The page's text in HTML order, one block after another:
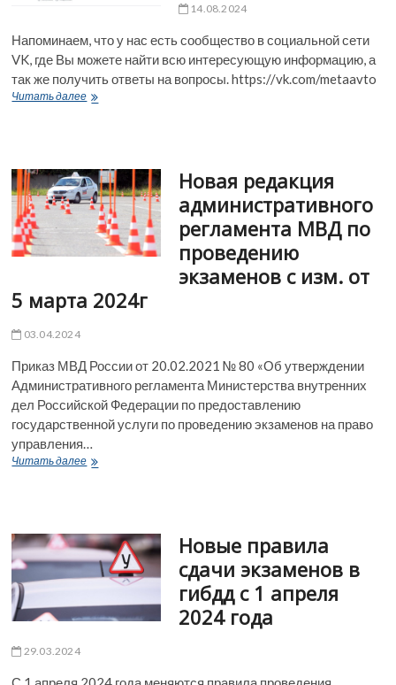
14.08.2024
Напоминаем, что у нас есть сообщество в социальной сети
VK, где Вы можете найти всю интересующую информацию, а
так же получить ответы на вопросы. https://vk.com/metaavto
Читать далееНаше
Новая редакция
административного
регламента МВД по
проведению
экзаменов с изм. от
5 марта 2024г
03.04.2024
Приказ МВД России от 20.02.2021 № 80 «Об утверждении
Административного регламента Министерства внутренних
дел Российской Федерации по предоставлению
государственной услуги по проведению экзаменов на право
управления…
Читать далееНовая
по
проведению
экзаменов
изм.
от
Новые правила
сдачи экзаменов в
гибдд с 1 апреля
2024 года
29.03.2024